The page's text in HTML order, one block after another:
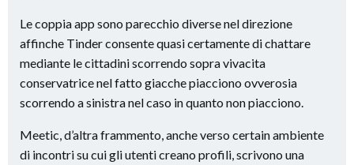
Le coppia app sono parecchio diverse nel direzione
affinche Tinder consente quasi certamente di chattare
mediante le cittadini scorrendo sopra vivacita
conservatrice nel fatto giacche piacciono ovverosia
scorrendo a sinistra nel caso in quanto non piacciono.
Meetic, d’altra frammento, anche verso certain ambiente
di incontri su cui gli utenti creano profili, scrivono una